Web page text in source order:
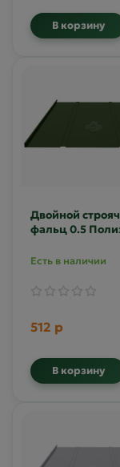
В корзину
Двойной
фальц 0.5
Есть в наличии
512 р
В корзину